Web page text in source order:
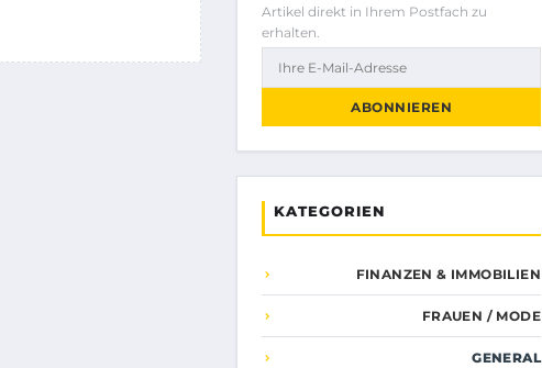
Artikel direkt in Ihrem Postfach zu
erhalten.
ABONNIEREN
KATEGORIEN
FINANZEN & IMMOBILIEN
FRAUEN / MODE
GENERAL